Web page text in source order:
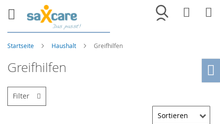
Merkliste
Startseite Haushalt Greifhilfen
Greifhilfen
Filter